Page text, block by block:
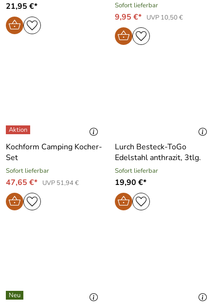
21,95 €* Sofort lieferbar
9,95 €* UVP 10,50 €
Kochform Camping Kocher-
Set
Sofort lieferbar
47,65 €* UVP 51,94 €
Lurch Besteck-ToGo
Edelstahl anthrazit, 3tlg.
Sofort lieferbar
19,90 €*